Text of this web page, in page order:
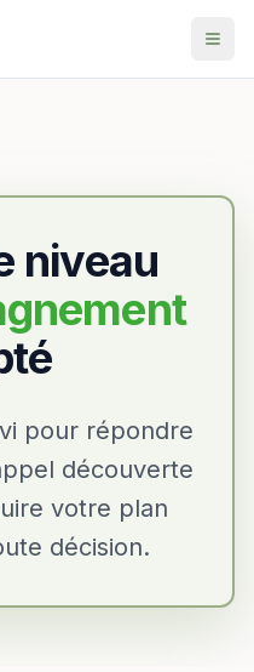
niveau
pour répondre
découverte
votre plan
décision.